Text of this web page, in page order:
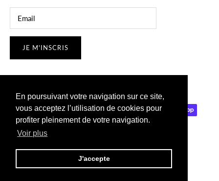
En poursuivant votre navigation sur ce site,
vous acceptez l’utilisation de cookies pour
profiter pleinement de votre navigation.
Voir plus
J'accepte
JE M'INSCRIS